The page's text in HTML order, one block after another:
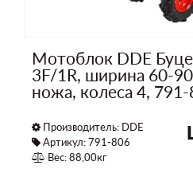
Мотоблок DDE
3F/1R, ширина 60-
ножа, колеса 4,
Производитель: DDE
Артикул: 791-806
Вес: 88,00кг